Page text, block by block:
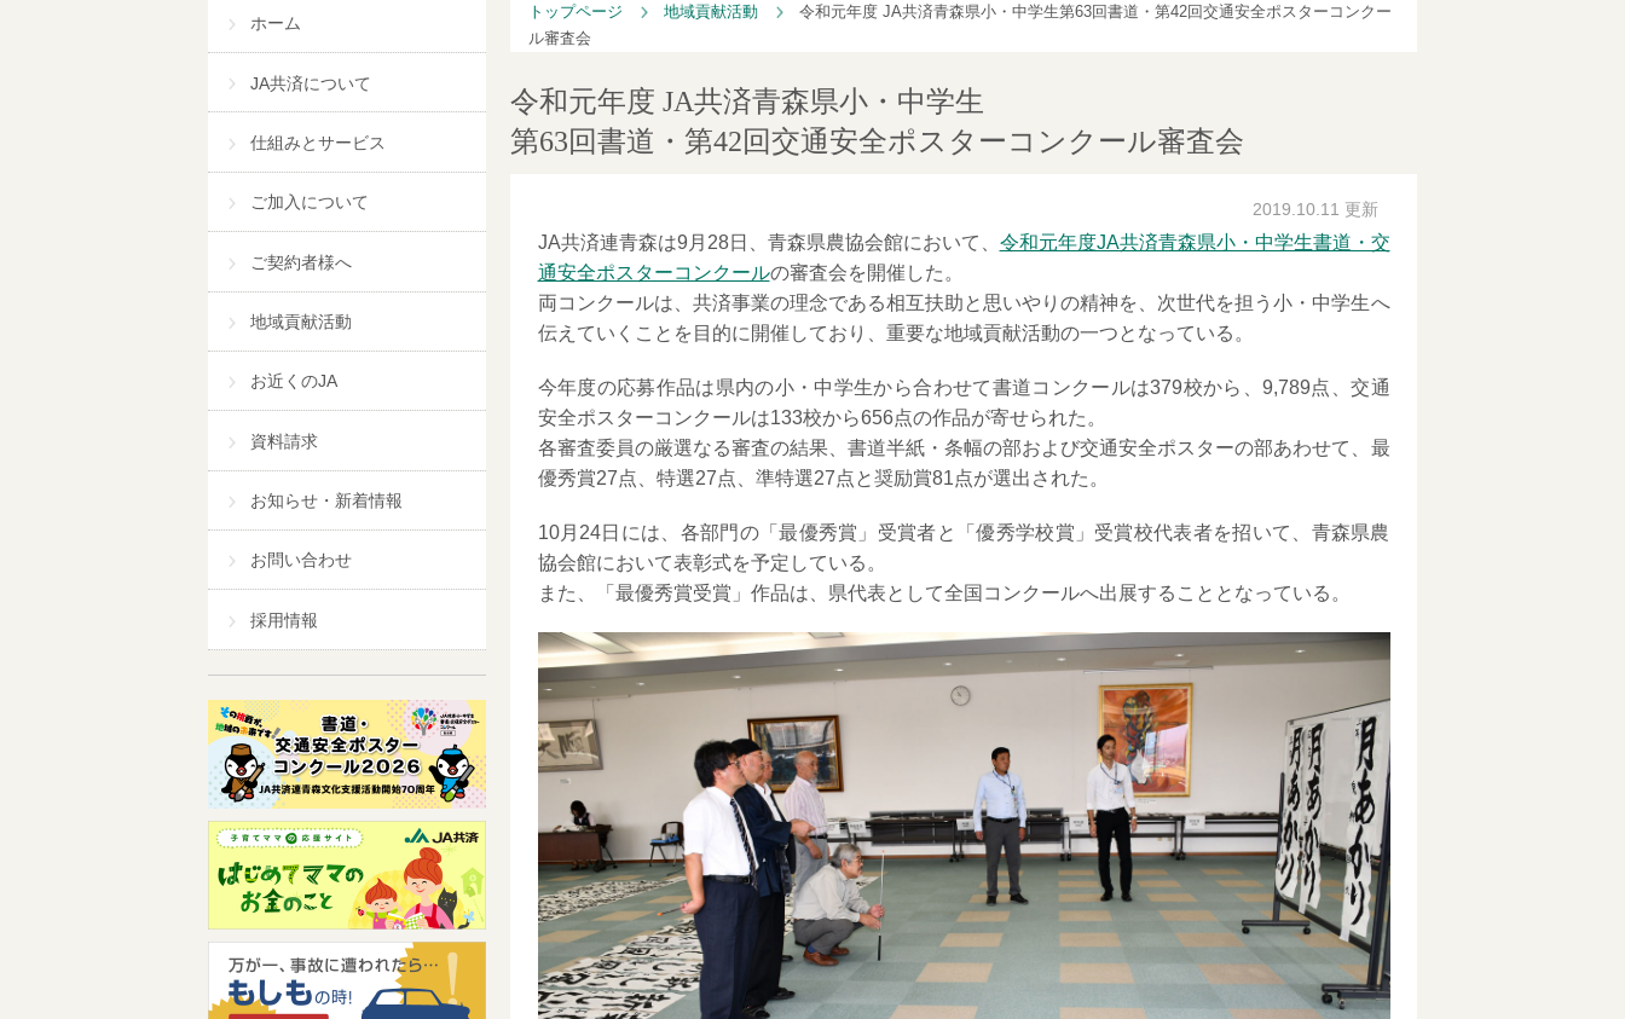
ホーム
JA共済について
仕組みとサービス
ご加入について
ご契約者様へ
地域貢献活動
お近くのJA
資料請求
お知らせ・新着情報
お問い合わせ
採用情報
トップページ 地域貢献活動
令和元年度 JA共済青森県小・中学生第63回書道・第42回交通安全ポスターコンクー
ル審査会
令和元年度 JA共済青森県小・中学生
第63回書道・第42回交通安全ポスターコンクール審査会
2019.10.11 更新
JA共済連青森は9月28日、青森県農協会館において、 令和元年度JA共済青森県小・中学生書道・交
通安全ポスターコンクールの審査会を開催した。
両コンクールは、共済事業の理念である相互扶助と思いやりの精神を、次世代を担う小・中学生へ
伝えていくことを目的に開催しており、重要な地域貢献活動の一つとなっている。
今年度の応募作品は県内の小・中学生から合わせて書道コンクールは379校から、9,789点、交通
安全ポスターコンクールは133校から656点の作品が寄せられた。
各審査委員の厳選なる審査の結果、書道半紙・条幅の部および交通安全ポスターの部あわせて、最
優秀賞27点、特選27点、準特選27点と奨励賞81点が選出された。
10月24日には、各部門の「最優秀賞」受賞者と「優秀学校賞」受賞校代表者を招いて、青森県農
協会館において表彰式を予定している。
また、「最優秀賞受賞」作品は、県代表として全国コンクールへ出展することとなっている。